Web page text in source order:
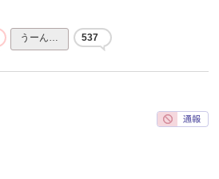
うーん… 537